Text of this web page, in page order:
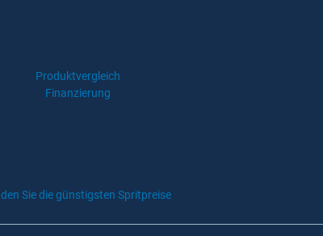
Produktvergleich
Finanzierung
Sie die günstigsten Spritpreise